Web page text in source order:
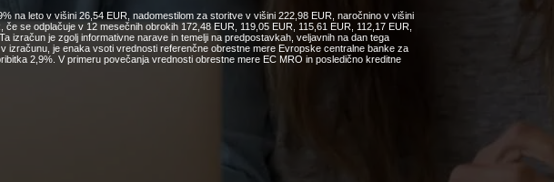
na leto v višini 26,54 EUR, nadomestilom za storitve v višini 222,98 EUR, naročnino v višini
se odplačuje v 12 mesečnih obrokih 172,48 EUR, 119,05 EUR, 115,61 EUR, 112,17 EUR,
izračun je zgolj informativne narave in temelji na predpostavkah, veljavnih na dan tega
izračunu, je enaka vsoti vrednosti referenčne obrestne mere Evropske centralne banke za
2,9%. V primeru povečanja vrednosti obrestne mere EC MRO in posledično kreditne